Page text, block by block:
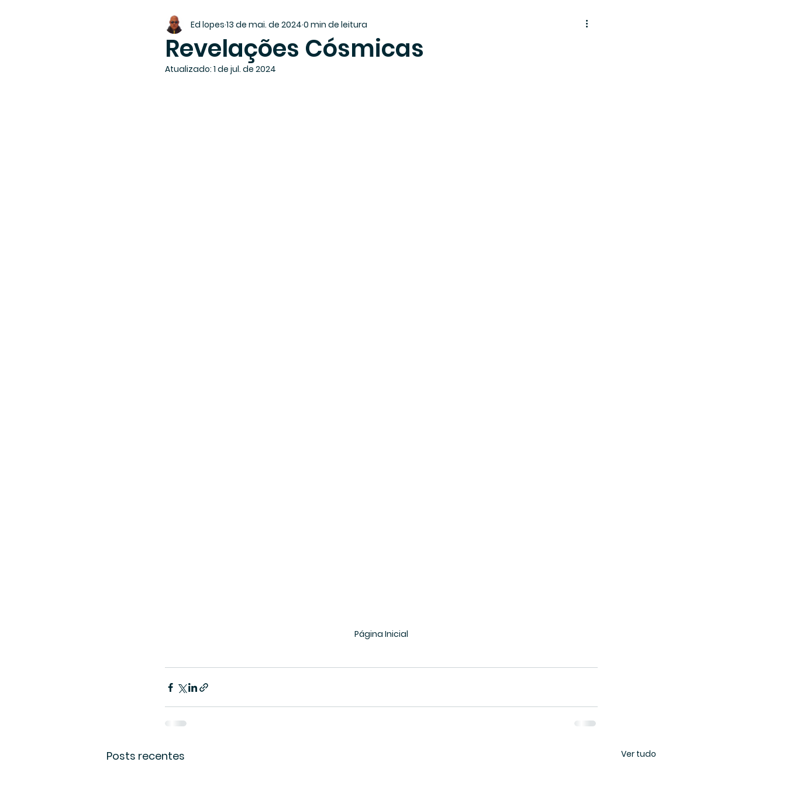
Revelações Cósmicas
Ed lopes 13 de mai. de 2024 0 min de leitura
Atualizado: 1 de jul. de 2024
Página Inicial
Posts recentes Ver tudo